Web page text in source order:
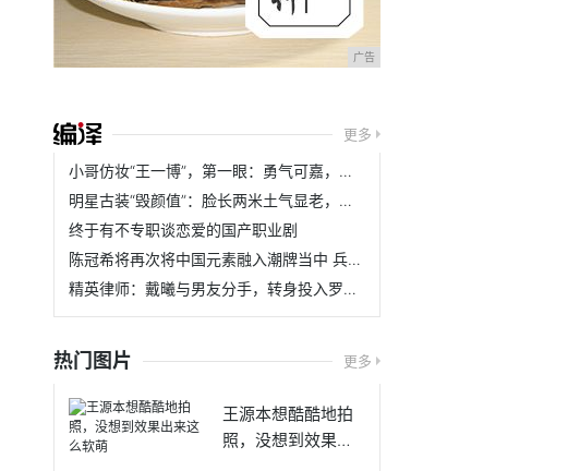
广告
更多
小哥仿妆“王一博”，第一眼：勇气可嘉，看到成品后：你个假粉
明星古装“毁颜值”：脸长两米土气显老，离开滤镜一秒幻灭
终于有不专职谈恋爱的国产职业剧
陈冠希将再次将中国元素融入潮牌当中 兵马俑曾为他带来设计灵感
精英律师：戴曦与男友分手，转身投入罗槟怀抱，俩人开始撒狗粮
热门图片 更多
王源本想酷酷地拍
照，没想到效果出